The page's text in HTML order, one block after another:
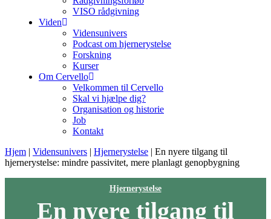
VISO rådgivning
Viden
Vidensunivers
Podcast om hjernerystelse
Forskning
Kurser
Om Cervello
Velkommen til Cervello
Skal vi hjælpe dig?
Organisation og historie
Job
Kontakt
Hjem | Vidensunivers | Hjernerystelse | En nyere tilgang til
hjernerystelse: mindre passivitet, mere planlagt genopbygning
Hjernerystelse
En nyere tilgang til